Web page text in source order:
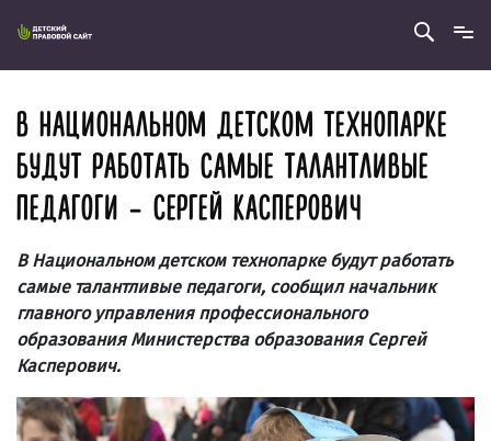
В НАЦИОНАЛЬНОМ ДЕТСКОМ ТЕХНОПАРКЕ
БУДУТ РАБОТАТЬ САМЫЕ ТАЛАНТЛИВЫЕ
ПЕДАГОГИ – СЕРГЕЙ КАСПЕРОВИЧ
В Национальном детском технопарке будут работать
самые талантливые педагоги, сообщил начальник
главного управления профессионального
образования Министерства образования Сергей
Касперович.